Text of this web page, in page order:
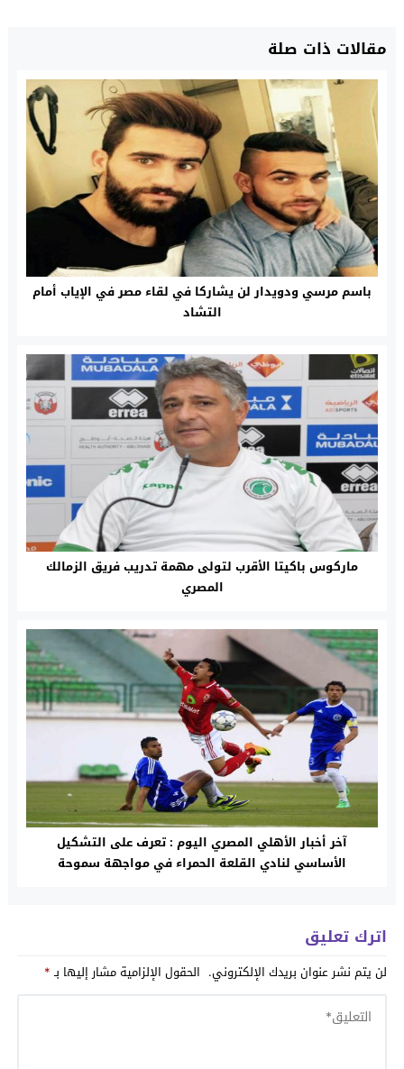
مقالات ذات صلة
باسم مرسي ودويدار لن يشاركا في لقاء مصر في الإياب أمام
التشاد
ماركوس باكيتا الأقرب لتولى مهمة تدريب فريق الزمالك
المصري
آخر أخبار الأهلي المصري اليوم : تعرف على التشكيل
الأساسي لنادي القلعة الحمراء في مواجهة سموحة
اترك تعليق
لن يتم نشر عنوان بريدك الإلكتروني. الحقول الإلزامية مشار إليها بـ*